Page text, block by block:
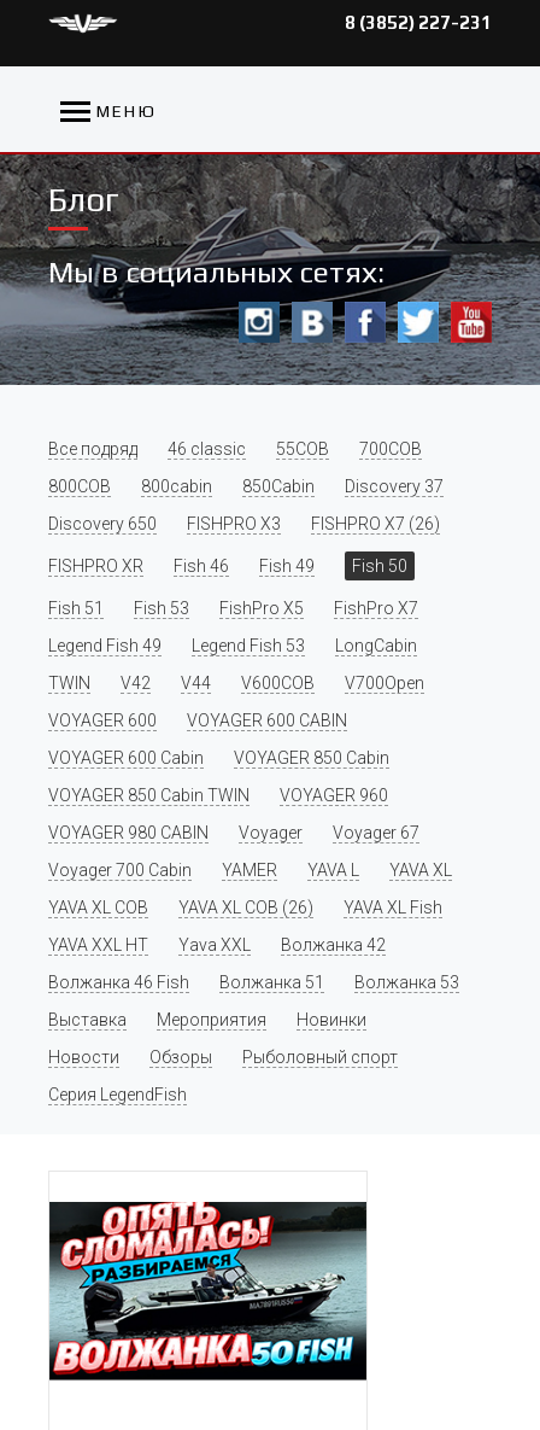
8 (3852) 227-231
МЕНЮ
Блог
Мы в социальных сетях:
Все подряд 46 classic 55COB
700COB
800COB
800cabin 850Cabin
Discovery 37
Discovery 650
FISHPRO X3 FISHPRO X7 (26)
FISHPRO XR Fish 46 Fish 49 Fish 50
Fish 51 Fish 53 FishPro X5
FishPro X7
Legend Fish 49
Legend Fish 53
LongCabin
TWIN
V42 V44 V600COB
V700Open
VOYAGER 600
VOYAGER 600 CABIN
VOYAGER 600 Cabin
VOYAGER 850 Cabin
VOYAGER 850 Cabin TWIN
VOYAGER 960
VOYAGER 980 CABIN
Voyager
Voyager 67
Voyager 700 Cabin
YAMER YAVA L
YAVA XL
YAVA XL COB
YAVA XL COB (26)
YAVA XL Fish
YAVA XXL HT
Yava XXL
Волжанка 42
Волжанка 46 Fish
Волжанка 51
Волжанка 53
Выставка
Мероприятия
Новинки
Новости
Обзоры
Рыболовный спорт
Серия LegendFish